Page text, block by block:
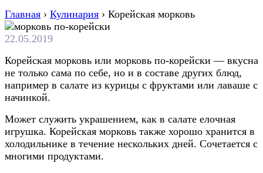
Главная › Кулинария › Корейская морковь
22.05.2019
Корейская морковь или морковь по-корейски — вкусна
не только сама по себе, но и в составе других блюд,
например в салате из курицы с фруктами или лаваше с
начинкой.
Может служить украшением, как в салате елочная
игрушка. Корейская морковь также хорошо хранится в
холодильнике в течение нескольких дней. Сочетается с
многими продуктами.